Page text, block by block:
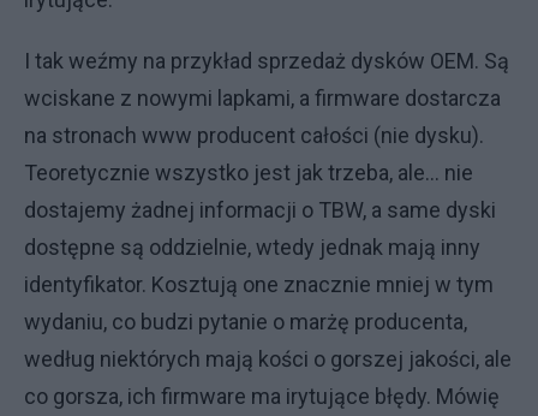
I tak weźmy na przykład sprzedaż dysków OEM. Są
wciskane z nowymi lapkami, a firmware dostarcza
na stronach www producent całości (nie dysku).
Teoretycznie wszystko jest jak trzeba, ale… nie
dostajemy żadnej informacji o TBW, a same dyski
dostępne są oddzielnie, wtedy jednak mają inny
identyfikator. Kosztują one znacznie mniej w tym
wydaniu, co budzi pytanie o marżę producenta,
według niektórych mają kości o gorszej jakości, ale
co gorsza, ich firmware ma irytujące błędy. Mówię